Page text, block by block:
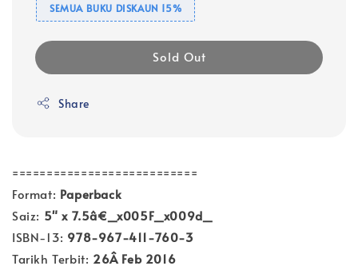
SEMUA BUKU DISKAUN 15%
Sold Out
Share
===========================
Format: Paperback
Saiz: 5" x 7.5â€_x005F_x009d_
ISBN-13: 978-967-411-760-3
Tarikh Terbit: 26Â Feb 2016